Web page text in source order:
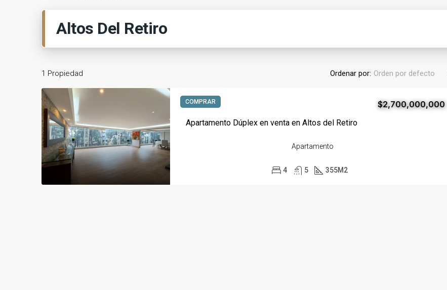
Altos Del Retiro
1 Propiedad Ordenar por: Orden por defecto
COMPRAR
Apartamento Dúplex en venta en Altos del Retiro
$2,700,000,000
Apartamento
4 5 355M2